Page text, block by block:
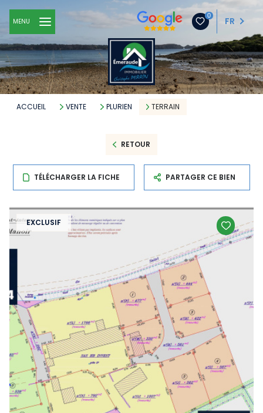
0
FR
MENU
ACCUEIL VENTE PLURIEN TERRAIN
RETOUR
TÉLÉCHARGER LA FICHE PARTAGER CE BIEN
EXCLUSIF